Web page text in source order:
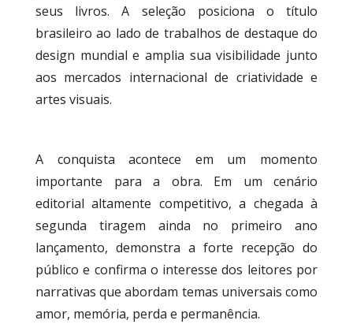
seus livros. A seleção posiciona o título
brasileiro ao lado de trabalhos de destaque do
design mundial e amplia sua visibilidade junto
aos mercados internacional de criatividade e
artes visuais.
A conquista acontece em um momento
importante para a obra. Em um cenário
editorial altamente competitivo, a chegada à
segunda tiragem ainda no primeiro ano
lançamento, demonstra a forte recepção do
público e confirma o interesse dos leitores por
narrativas que abordam temas universais como
amor, memória, perda e permanência.